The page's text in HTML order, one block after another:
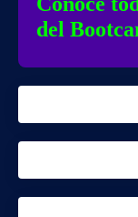
del